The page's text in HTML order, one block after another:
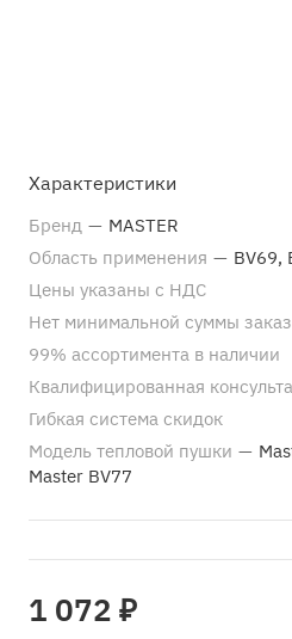
Характеристики
Бренд — MASTER
Область применения — BV69,
Цены указаны с НДС
Нет минимальной суммы
99% ассортимента в наличии
Квалифицированная
Гибкая система скидок
Модель тепловой пушки —
Master BV77
1 072 ₽